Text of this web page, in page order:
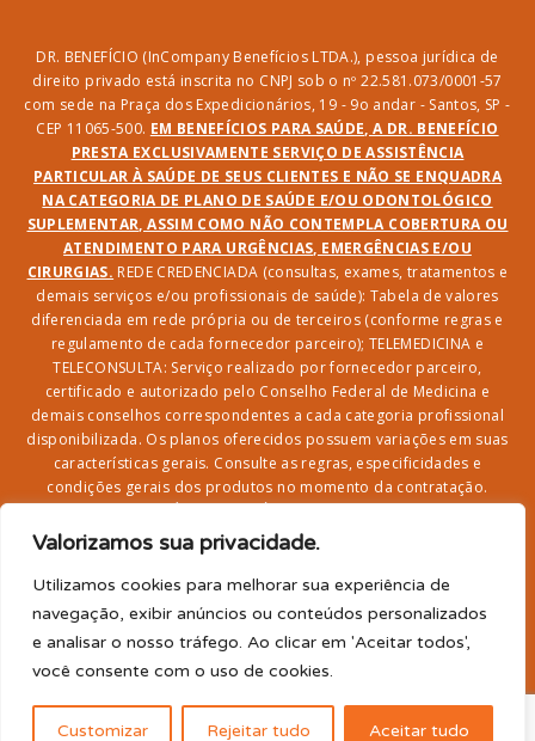
Valorizamos sua privacidade.
Utilizamos cookies para melhorar sua experiência de
navegação, exibir anúncios ou conteúdos personalizados
e analisar o nosso tráfego. Ao clicar em 'Aceitar todos',
você consente com o uso de cookies.
Customizar Rejeitar tudo Aceitar tudo
DR. BENEFÍCIO (InCompany Benefícios LTDA.), pessoa jurídica de
direito privado está inscrita no CNPJ sob o nº 22.581.073/0001-57
com sede na Praça dos Expedicionários, 19 - 9o andar - Santos, SP -
CEP 11065-500. EM BENEFÍCIOS PARA SAÚDE, A DR. BENEFÍCIO
PRESTA EXCLUSIVAMENTE SERVIÇO DE ASSISTÊNCIA
PARTICULAR À SAÚDE DE SEUS CLIENTES E NÃO SE ENQUADRA
NA CATEGORIA DE PLANO DE SAÚDE E/OU ODONTOLÓGICO
SUPLEMENTAR, ASSIM COMO NÃO CONTEMPLA COBERTURA OU
ATENDIMENTO PARA URGÊNCIAS, EMERGÊNCIAS E/OU
CIRURGIAS. REDE CREDENCIADA (consultas, exames, tratamentos e
demais serviços e/ou profissionais de saúde): Tabela de valores
diferenciada em rede própria ou de terceiros (conforme regras e
regulamento de cada fornecedor parceiro); TELEMEDICINA e
TELECONSULTA: Serviço realizado por fornecedor parceiro,
certificado e autorizado pelo Conselho Federal de Medicina e
demais conselhos correspondentes a cada categoria profissional
disponibilizada. Os planos oferecidos possuem variações em suas
características gerais. Consulte as regras, especificidades e
condições gerais dos produtos no momento da contratação.
serviços na rede credenciada;SEGURO DE VIDA, ACIDENTES
PESSOAIS, ASSISTÊNCIA FUNERAL 24H, ASSISTÊNCIA
RESIDENCIAL E SORTEIO: Produto com registro SUSEP
garantido pela SEGUROS SURA (CNPJ sob o nº
adesão/elegibilidade de 64 anos (titular) e carência de 60
para utilização.
2026© Dr. Benefício - Todos os direitos reservados